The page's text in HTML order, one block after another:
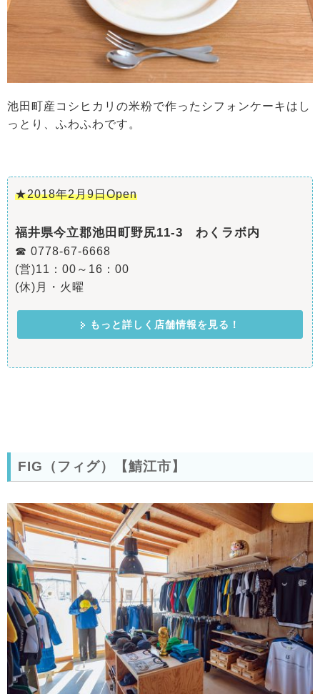
池田町産コシヒカリの米粉で作ったシフォンケーキはし
っとり、ふわふわです。
★2018年2月9日Open
福井県今立郡池田町野尻11-3 わくラボ内
☎ 0778-67-6668
(営)11：00～16：00
(休)月・火曜
もっと詳しく店舗情報を見る！
FIG（フィグ）【鯖江市】